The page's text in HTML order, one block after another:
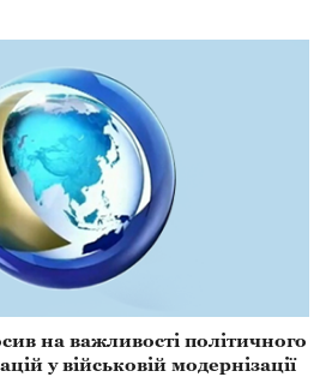
на важливості політичного
у військовій модернізації